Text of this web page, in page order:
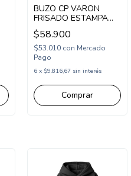
BUZO CP VARON
FRISADO ESTAMPA
RACEWAY (CP265106)
$58.900
$53.010 con Mercado
Pago
6 x $9.816,67 sin interés
Comprar